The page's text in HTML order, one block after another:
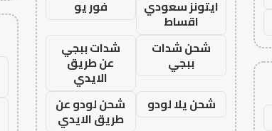
ايتونز سعودي
اقساط
فور يو
شحن شدات
ببجي
شدات ببجي
عن طريق
الايدي
شحن يلا لودو
شحن لودو عن
طريق الايدي